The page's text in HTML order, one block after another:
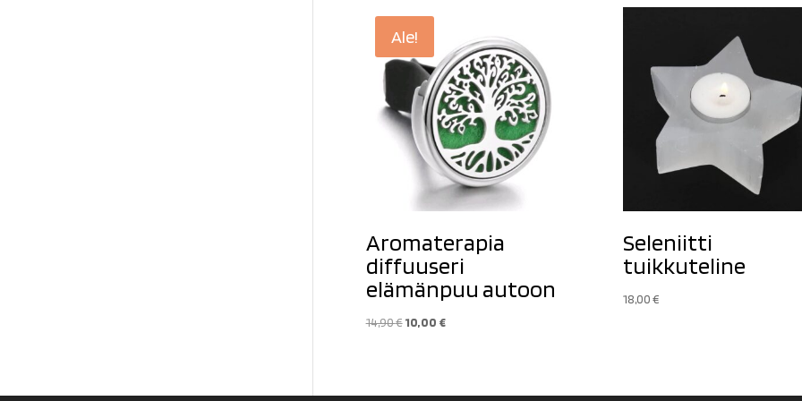
Ale!
Aromaterapia
diffuuseri
elämänpuu autoon
14,90€ Alkuperäinen
10,00 €Nykyinen
Seleniitti
tuikkuteline
18,00€